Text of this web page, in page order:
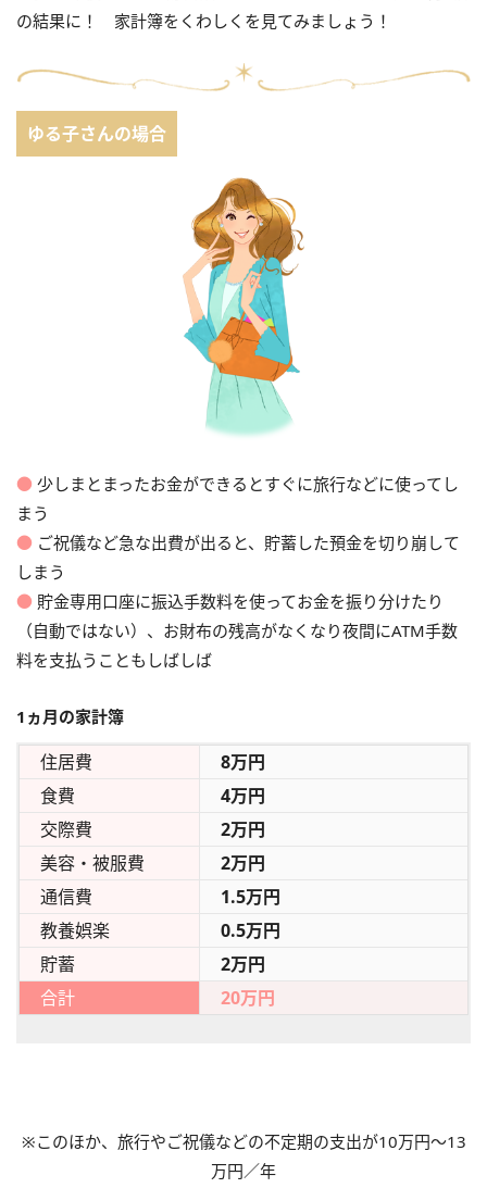
の結果に！ 家計簿をくわしくを見てみましょう！
ゆる子さんの場合
● 少しまとまったお金ができるとすぐに旅行などに使ってし
まう
● ご祝儀など急な出費が出ると、貯蓄した預金を切り崩して
しまう
● 貯金専用口座に振込手数料を使ってお金を振り分けたり
（自動ではない）、お財布の残高がなくなり夜間にATM手数
料を支払うこともしばしば
1ヵ月の家計簿
住居費
8万円
食費
4万円
交際費
2万円
美容・被服費
2万円
通信費
1.5万円
教養娯楽
0.5万円
貯蓄
2万円
合計
20万円
※このほか、旅行やご祝儀などの不定期の支出が10万円～13
万円／年